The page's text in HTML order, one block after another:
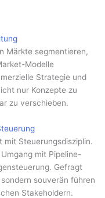
Märkte segmentieren,
Modelle
Strategie und
nur Konzepte zu
zu verschieben.
mit Steuerungsdisziplin.
mit Pipeline-
Gefragt
souverän führen
Stakeholdern.